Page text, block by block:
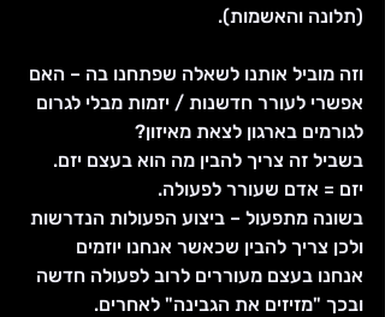
(תלונה והאשמות).
וזה מוביל אותנו לשאלה שפתחנו בה – האם
אפשרי לעורר חדשנות / יזמות מבלי לגרום
לגורמים בארגון לצאת מאיזון?
בשביל זה צריך להבין מה הוא בעצם יזם.
יזם = אדם שעורר לפעולה.
בשונה מתפעול – ביצוע הפעולות הנדרשות
ולכן צריך להבין שכאשר אנחנו יוזמים
אנחנו בעצם מעוררים לרוב לפעולה חדשה
ובכך "מזיזים את הגבינה" לאחרים.